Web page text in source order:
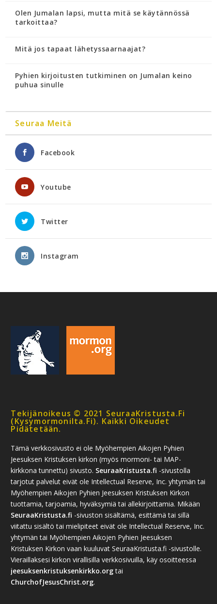
Olen Jumalan lapsi, mutta mitä se käytännössä
tarkoittaa?
Mitä jos tapaat lähetyssaarnaajat?
Pyhien kirjoitusten tutkiminen on Jumalan keino
puhua sinulle
Seuraa Meitä
Facebook
Youtube
Twitter
Instagram
Tekijänoikeus © 2021 SeuraaKristusta.fi
(kysymormonilta.fi). Kaikki Oikeudet
Pidätetään.
Tämä verkkosivusto ei ole Myöhempien Aikojen Pyhien
Jeesuksen Kristuksen kirkon (myös mormoni- tai MAP-
kirkkona tunnettu) sivusto. SeuraaKristusta.fi -sivustolla
tarjotut palvelut eivät ole Intellectual Reserve, Inc. yhtymän tai
Myöhempien Aikojen Pyhien Jeesuksen Kristuksen Kirkon
tuottamia, tarjoamia, hyväksymiä tai allekirjoittamia. Mikään
SeuraaKristusta.fi -sivuston sisältämä, esittämä tai sillä
viitattu sisältö tai mielipiteet eivät ole Intellectual Reserve, Inc.
yhtymän tai Myöhempien Aikojen Pyhien Jeesuksen
Kristuksen Kirkon vaan kuuluvat SeuraaKristusta.fi -sivustolle.
Vieraillaksesi kirkon virallisilla verkkosivuilla, käy osoitteessa
jeesuksenkristuksenkirkko.orgtai
ChurchofJesusChrist.org.